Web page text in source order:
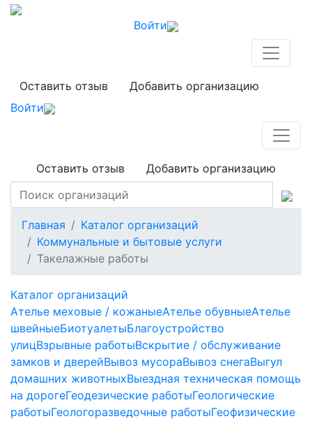
Войти
Оставить отзыв
Добавить организацию
Войти
Оставить отзыв Добавить организацию
Главная
Каталог организаций
Коммунальные и бытовые услуги
Такелажные работы
Каталог организаций
Ателье меховые / кожаныеАтелье обувныеАтелье
швейныеБиотуалетыБлагоустройство
улицВзрывные работыВскрытие / обслуживание
замков и дверейВывоз мусораВывоз снегаВыгул
домашних животныхВыездная техническая помощь
на дорогеГеодезические работыГеологические
работыГеологоразведочные работыГеофизические